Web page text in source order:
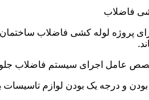
فاضلاب
پروژه لوله کشی فاضلاب